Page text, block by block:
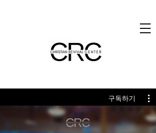
구독하기